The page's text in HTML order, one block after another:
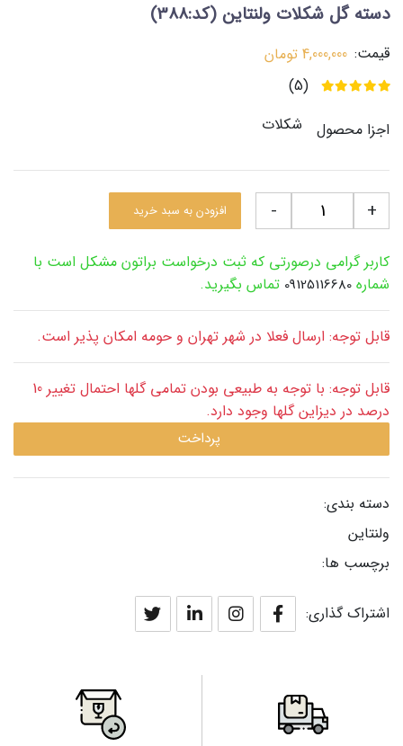
دسته گل شکلات ولنتاین (کد:388)
قیمت: 4,000,000 تومان
(5)
اجزا محصول
شکلات
+
- افزودن به سبد خرید
کاربر گرامی درصورتی که ثبت درخواست براتون مشکل است با
شماره 09125116680 تماس بگیرید.
قابل توجه: ارسال فعلا در شهر تهران و حومه امکان پذیر است.
قابل توجه: با توجه به طبیعی بودن تمامی گلها احتمال تغییر 10
درصد در دیزاین گلها وجود دارد.
پرداخت
دسته بندی:
ولنتاین
برچسب ها:
اشتراک گذاری: